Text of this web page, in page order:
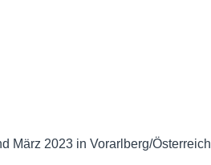
März 2023 in Vorarlberg/Österreich